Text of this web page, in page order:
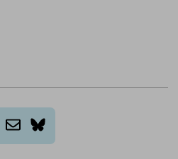
bluesky